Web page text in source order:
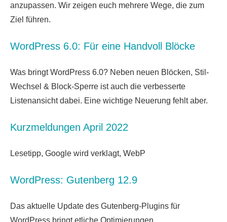
anzupassen. Wir zeigen euch mehrere Wege, die zum
Ziel führen.
WordPress 6.0: Für eine Handvoll Blöcke
Was bringt WordPress 6.0? Neben neuen Blöcken, Stil-
Wechsel & Block-Sperre ist auch die verbesserte
Listenansicht dabei. Eine wichtige Neuerung fehlt aber.
Kurzmeldungen April 2022
Lesetipp, Google wird verklagt, WebP
WordPress: Gutenberg 12.9
Das aktuelle Update des Gutenberg-Plugins für
WordPress bringt etliche Optimierungen.